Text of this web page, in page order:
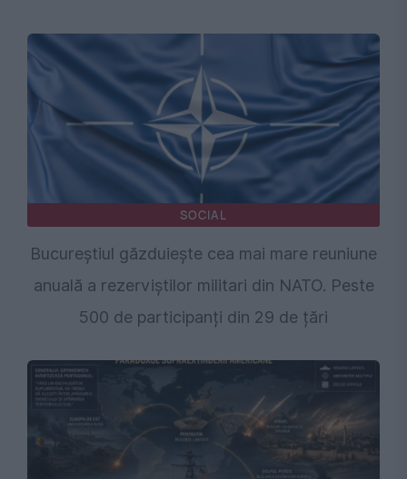
SOCIAL
Bucureștiul găzduiește cea mai mare reuniune
anuală a rezerviștilor militari din NATO. Peste
500 de participanți din 29 de țări